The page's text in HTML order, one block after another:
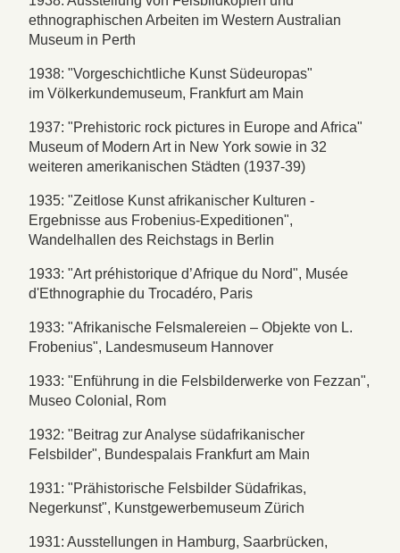
ethnographischen Arbeiten im Western Australian
Museum in Perth
1938: "Vorgeschichtliche Kunst Südeuropas"
im Völkerkundemuseum, Frankfurt am Main
1937: "Prehistoric rock pictures in Europe and Africa"
Museum of Modern Art in New York sowie in 32
weiteren amerikanischen Städten (1937-39)
1935: "Zeitlose Kunst afrikanischer Kulturen -
Ergebnisse aus Frobenius-Expeditionen",
Wandelhallen des Reichstags in Berlin
1933: "Art préhistorique d’Afrique du Nord", Musée
d'Ethnographie du Trocadéro, Paris
1933: "Afrikanische Felsmalereien – Objekte von L.
Frobenius", Landesmuseum Hannover
1933: "Enführung in die Felsbilderwerke von Fezzan",
Museo Colonial, Rom
1932: "Beitrag zur Analyse südafrikanischer
Felsbilder", Bundespalais Frankfurt am Main
1931: "Prähistorische Felsbilder Südafrikas,
Negerkunst", Kunstgewerbemuseum Zürich
1931: Ausstellungen in Hamburg, Saarbrücken,